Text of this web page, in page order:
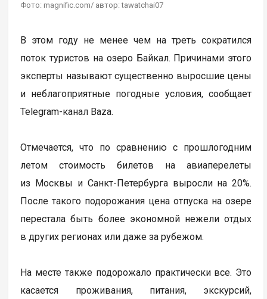
Фото: magnific.com/ автор: tawatchai07
В этом году не менее чем на треть сократился
поток туристов на озеро Байкал. Причинами этого
эксперты называют существенно выросшие цены
и неблагоприятные погодные условия, сообщает
Telegram-канал Baza.
Отмечается, что по сравнению с прошлогодним
летом стоимость билетов на авиаперелеты
из Москвы и Санкт-Петербурга выросли на 20%.
После такого подорожания цена отпуска на озере
перестала быть более экономной нежели отдых
в других регионах или даже за рубежом.
На месте также подорожало практически все. Это
касается проживания, питания, экскурсий,